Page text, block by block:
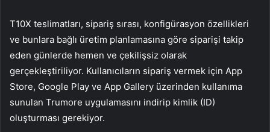
T10X teslimatları, sipariş sırası, konfigürasyon özellikleri
ve bunlara bağlı üretim planlamasına göre siparişi takip
eden günlerde hemen ve çekilişsiz olarak
gerçekleştiriliyor. Kullanıcıların sipariş vermek için App
Store, Google Play ve App Gallery üzerinden kullanıma
sunulan Trumore uygulamasını indirip kimlik (ID)
oluşturması gerekiyor.